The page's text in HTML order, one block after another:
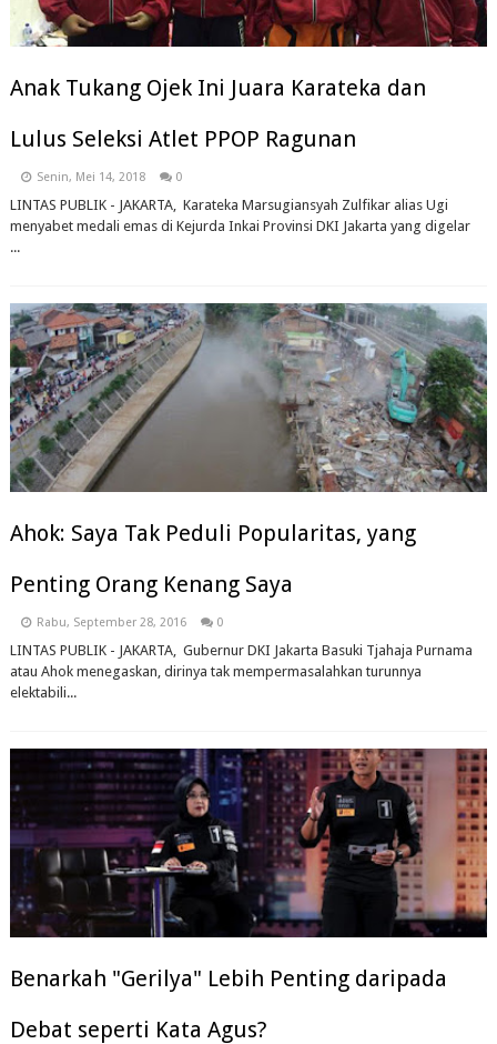
Anak Tukang Ojek Ini Juara Karateka dan
Lulus Seleksi Atlet PPOP Ragunan
Senin, Mei 14, 2018 0
LINTAS PUBLIK - JAKARTA, Karateka Marsugiansyah Zulfikar alias Ugi
menyabet medali emas di Kejurda Inkai Provinsi DKI Jakarta yang digelar
...
Ahok: Saya Tak Peduli Popularitas, yang
Penting Orang Kenang Saya
Rabu, September 28, 2016 0
LINTAS PUBLIK - JAKARTA, Gubernur DKI Jakarta Basuki Tjahaja Purnama
atau Ahok menegaskan, dirinya tak mempermasalahkan turunnya
elektabili...
Benarkah "Gerilya" Lebih Penting daripada
Debat seperti Kata Agus?